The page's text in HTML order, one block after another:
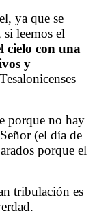
ya que se
si leemos el
cielo con una
y
porque no hay
(el día de
porque el
tribulación es